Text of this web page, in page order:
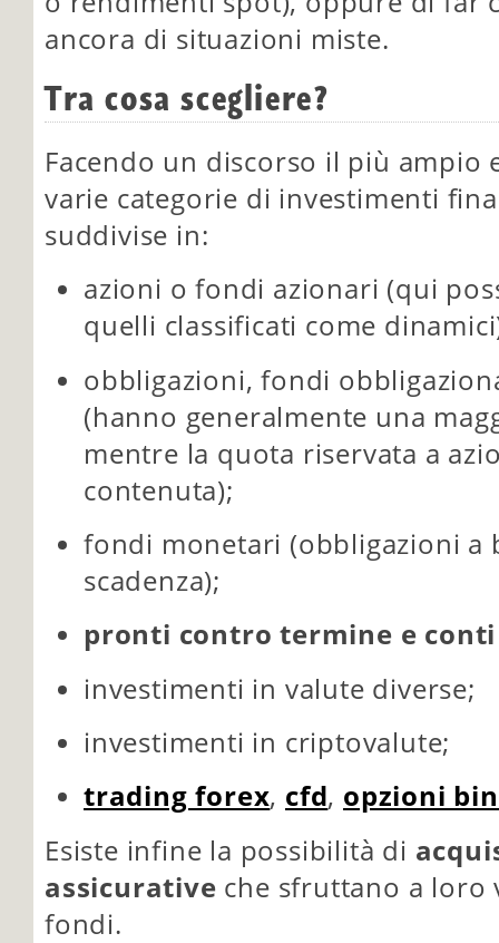
ancora di situazioni miste.
Tra cosa scegliere?
Facendo un discorso il più ampio
varie categorie di investimenti
suddivise in:
azioni o fondi azionari (qui
quelli classificati come
obbligazioni, fondi
(hanno generalmente una
mentre la quota riservata a
contenuta);
fondi monetari (obbligazioni a
scadenza);
pronti contro termine e
investimenti in valute diverse;
investimenti in criptovalute;
trading forex, cfd, opzioni
Esiste infine la possibilità di
assicurative che sfruttano a loro
fondi.